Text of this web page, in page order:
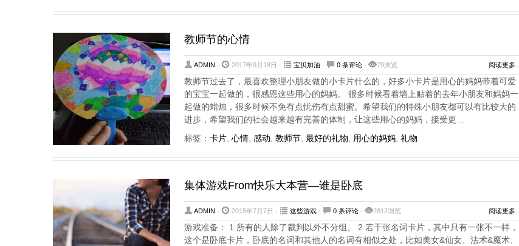
教师节的心情
ADMIN - 2017年9月18日 - 宝贝加油 - 0 条评论- 79浏览 阅读更多...
教师节过去了，最喜欢整理小朋友做的小卡片什么的，好多小卡片是用心的妈妈带着可爱
的宝宝一起做的，很感恩这些用心的妈妈。 很多时候看着墙上贴着的去年小朋友和妈妈一
起做的蜡烛，很多时候不免有点忧伤有点甜蜜。希望我们的特殊小朋友都可以有比较大的
进步，希望我们的社会越来越有完善的体制，让这些用心的妈妈，接受更…
标签： 卡片, 心情, 感动 教师节, 最好的礼物 用心的妈妈, 礼物
集体游戏From快乐大本营—谁是卧底
ADMIN - 2015年7月7日 - 这些游戏- 0 条评论- 2812浏览 阅读更多...
游戏准备： 1 所有的人除了裁判以外不分组。 2 若干张名词卡片，其中只有一张不一样，
这个是卧底卡片，卧底的名词和其他人的名词有相似之处，比如美女&仙女、法术&魔术、